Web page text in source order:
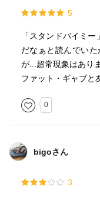
5
「スタンドバイミ
だなぁと読んでい
が...超常現象はあり
ファット・ギャブと
0
bigoさん
3